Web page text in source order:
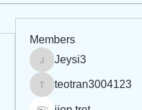
Members
Jeysi3
Jeysi3
teotran3004123
teotran3004123